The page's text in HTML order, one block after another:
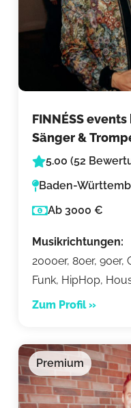
FINNÉSS
Sänger &
5.00 (52
Baden-
Ab 3000 €
Musikrichtungen:
2000er, 80er, 90er,
Funk, HipHop,
Zum Profil »
Premium